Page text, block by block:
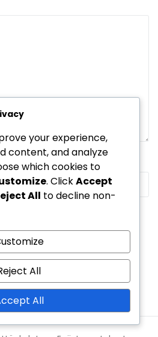
* Website
website in this browser for the
your experience,
content, and analyze
which cookies to
. ClickAccept
All to decline non-
All
All